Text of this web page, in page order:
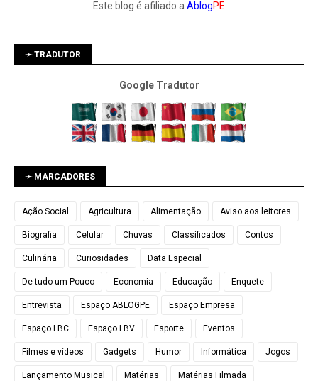
Este blog é afiliado a AblogPE
➛ TRADUTOR
Google Tradutor
➛ MARCADORES
Ação Social Agricultura Alimentação Aviso aos leitores
Biografia Celular Chuvas Classificados Contos
Culinária Curiosidades Data Especial
De tudo um Pouco Economia Educação Enquete
Entrevista Espaço ABLOGPE Espaço Empresa
Espaço LBC Espaço LBV Esporte Eventos
Filmes e vídeos Gadgets Humor Informática Jogos
Lançamento Musical Matérias Matérias Filmada